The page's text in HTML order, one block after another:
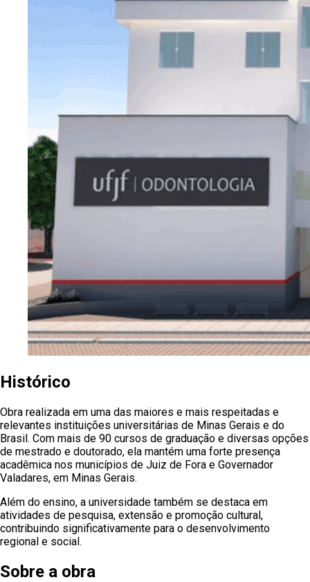
Histórico
Obra realizada em uma das maiores e mais respeitadas e
relevantes instituições universitárias de Minas Gerais e do
Brasil. Com mais de 90 cursos de graduação e diversas opções
de mestrado e doutorado, ela mantém uma forte presença
acadêmica nos municípios de Juiz de Fora e Governador
Valadares, em Minas Gerais.
Além do ensino, a universidade também se destaca em
atividades de pesquisa, extensão e promoção cultural,
contribuindo significativamente para o desenvolvimento
regional e social.
Sobre a obra